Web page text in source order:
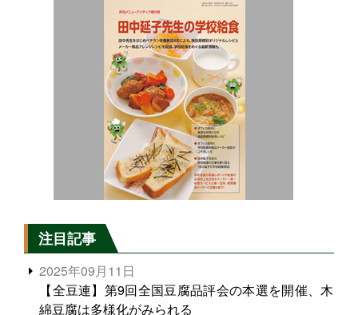
注目記事
2025年09月11日
【全豆連】第9回全国豆腐品評会の本選を開催、木
綿豆腐は多様化がみられる